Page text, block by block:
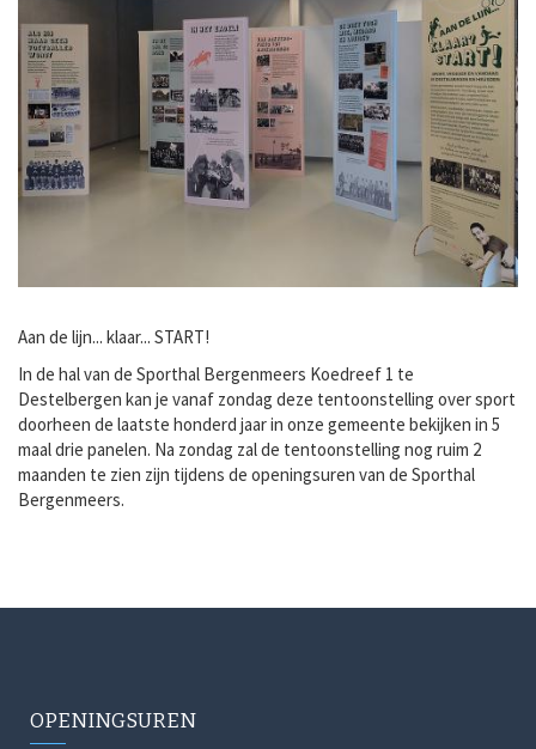
Aan de lijn... klaar... START!
In de hal van de Sporthal Bergenmeers Koedreef 1 te
Destelbergen kan je vanaf zondag deze tentoonstelling over sport
doorheen de laatste honderd jaar in onze gemeente bekijken in 5
maal drie panelen. Na zondag zal de tentoonstelling nog ruim 2
maanden te zien zijn tijdens de openingsuren van de Sporthal
Bergenmeers.
OPENINGSUREN